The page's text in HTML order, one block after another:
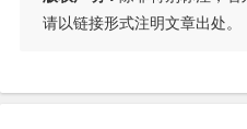
请以链接形式注明文章出处。